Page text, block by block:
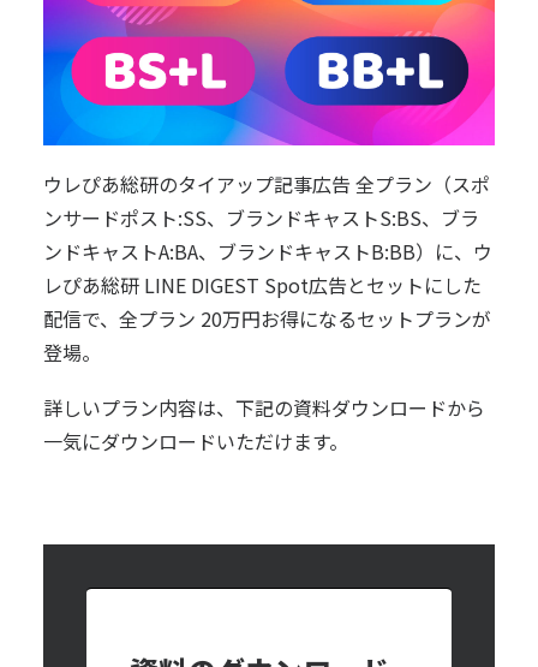
ウレぴあ総研のタイアップ記事広告 全プラン（スポ
ンサードポスト:SS、ブランドキャストS:BS、ブラ
ンドキャストA:BA、ブランドキャストB:BB）に、ウ
レぴあ総研 LINE DIGEST Spot広告とセットにした
配信で、全プラン 20万円お得になるセットプランが
登場。
詳しいプラン内容は、下記の資料ダウンロードから
一気にダウンロードいただけます。